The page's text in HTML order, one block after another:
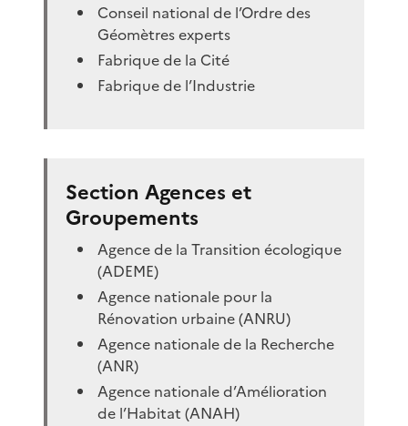
Conseil national de l’Ordre des
Géomètres experts
Fabrique de la Cité
Fabrique de l’Industrie
Section Agences et
Groupements
Agence de la Transition écologique
(ADEME)
Agence nationale pour la
Rénovation urbaine (ANRU)
Agence nationale de la Recherche
(ANR)
Agence nationale d’Amélioration
de l’Habitat (ANAH)